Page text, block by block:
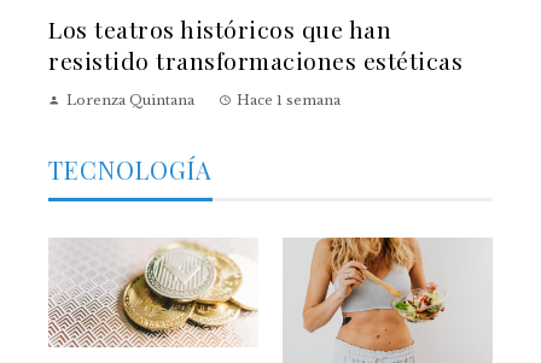
Los teatros históricos que han
resistido transformaciones estéticas
Lorenza Quintana Hace 1 semana
TECNOLOGÍA